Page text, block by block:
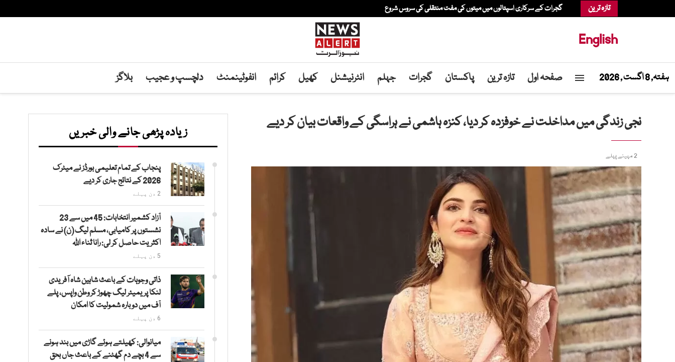
تازہ ترین گجرات کے سرکاری اسپتالوں میں میتوں کی مفت منتقلی کی سروس شروع
English
ہفتہ, 8 اگست , 2026 صفحہ اول تازہ ترین پاکستان گجرات جہلم انٹرنیشنل کھیل کرائم انفوٹینمنٹ دلچسپ و عجیب بلاگز
نجی زندگی میں مداخلت نے خوفزدہ کر دیا، کنزہ ہاشمی نے ہراسگی کے واقعات بیان کر دیے
2 مہینے پہلے
زیادہ پڑھی جانے والی خبریں
پنجاب کے تمام تعلیمی بورڈز نے میٹرک
2026 کے نتائج جاری کر دیے
2 دن پہلے
آزاد کشمیر انتخابات: 45 میں سے 23
نشستوں پر کامیابی، مسلم لیگ (ن) نے سادہ
اکثریت حاصل کر لی: رانا ثناء اللہ
5 دن پہلے
ذاتی وجوہات کے باعث شاہین شاہ آفریدی
لنکا پریمیئر لیگ چھوڑ کر وطن واپس، پلے
آف میں دوبارہ شمولیت کا امکان
6 دن پہلے
میانوالی: کھیلتے ہوئے گاڑی میں بند ہونے
سے 4 بچے دم گھٹنے کے باعث جاں بحق